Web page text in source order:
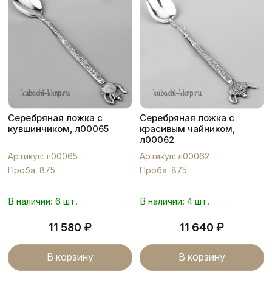
Серебряная ложка с
кувшинчиком, л00065
Артикул: л00065
Проба: 875
В наличии: 6 шт.
11 580 ₽
В корзину
Серебряная ложка с
красивым чайником,
л00062
Артикул: л00062
Проба: 875
В наличии: 4 шт.
11 640 ₽
В корзину